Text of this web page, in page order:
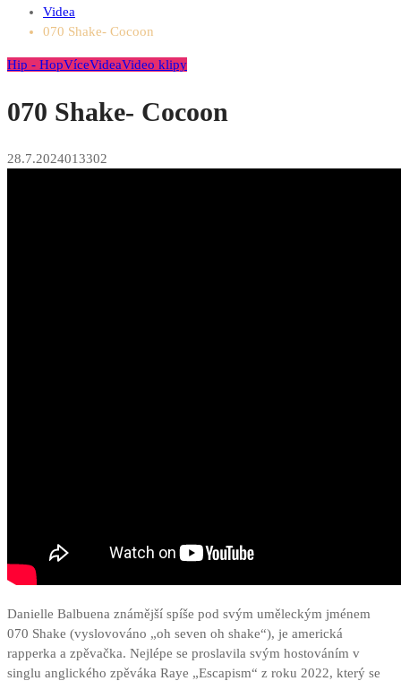
Videa
070 Shake- Cocoon
Hip - HopVíceVideaVideo klipy
070 Shake- Cocoon
28.7.2024013302
Danielle Balbuena známější spíše pod svým uměleckým jménem
070 Shake (vyslovováno „oh seven oh shake“), je americká
rapperka a zpěvačka. Nejlépe se proslavila svým hostováním v
singlu anglického zpěváka Raye „Escapism“ z roku 2022, který se